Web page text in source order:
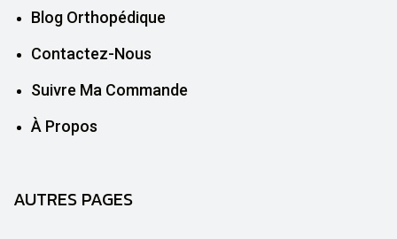
Blog Orthopédique
Contactez-Nous
Suivre Ma Commande
À Propos
AUTRES PAGES